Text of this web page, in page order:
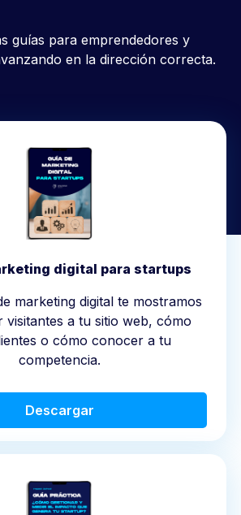
guías para emprendedores y
en la dirección correcta.
digital para startups
marketing digital te mostramos
visitantes a tu sitio web, cómo
o cómo conocer a tu
competencia.
Descargar